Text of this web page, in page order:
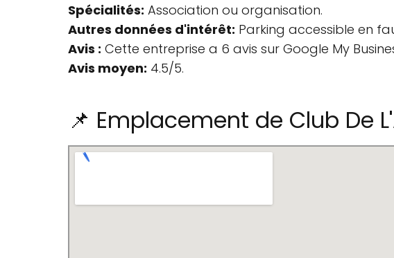
Spécialités: Association ou organisation.
Autres données d'intérêt: Parking accessible en
Avis : Cette entreprise a 6 avis sur Google My
Avis moyen: 4.5/5.
📌 Emplacement de Club De